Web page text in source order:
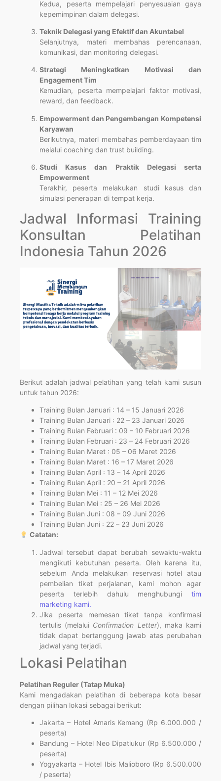
Kedua, peserta mempelajari penyesuaian gaya
kepemimpinan dalam delegasi.
Teknik Delegasi yang Efektif dan Akuntabel
Selanjutnya, materi membahas perencanaan,
komunikasi, dan monitoring delegasi.
Strategi Meningkatkan Motivasi dan
Engagement Tim
Kemudian, peserta mempelajari faktor motivasi,
reward, dan feedback.
Empowerment dan Pengembangan Kompetensi
Karyawan
Berikutnya, materi membahas pemberdayaan tim
melalui coaching dan trust building.
Studi Kasus dan Praktik Delegasi serta
Empowerment
Terakhir, peserta melakukan studi kasus dan
simulasi penerapan di tempat kerja.
Jadwal Informasi Training
Konsultan Pelatihan
Indonesia Tahun 2026
Berikut adalah jadwal pelatihan yang telah kami susun
untuk tahun 2026:
Training Bulan Januari : 14 – 15 Januari 2026
Training Bulan Januari : 22 – 23 Januari 2026
Training Bulan Februari : 09 – 10 Februari 2026
Training Bulan Februari : 23 – 24 Februari 2026
Training Bulan Maret : 05 – 06 Maret 2026
Training Bulan Maret : 16 – 17 Maret 2026
Training Bulan April : 13 – 14 April 2026
Training Bulan April : 20 – 21 April 2026
Training Bulan Mei : 11 – 12 Mei 2026
Training Bulan Mei : 25 – 26 Mei 2026
Training Bulan Juni : 08 – 09 Juni 2026
Training Bulan Juni : 22 – 23 Juni 2026
Catatan:
Jadwal tersebut dapat berubah sewaktu-waktu
mengikuti kebutuhan peserta. Oleh karena itu,
sebelum Anda melakukan reservasi hotel atau
pembelian tiket perjalanan, kami mohon agar
peserta terlebih dahulu menghubungi tim
marketing kami.
Jika peserta memesan tiket tanpa konfirmasi
tertulis (melalui Confirmation Letter), maka kami
tidak dapat bertanggung jawab atas perubahan
jadwal yang terjadi.
Lokasi Pelatihan
Pelatihan Reguler (Tatap Muka)
Kami mengadakan pelatihan di beberapa kota besar
dengan pilihan lokasi sebagai berikut:
Jakarta – Hotel Amaris Kemang (Rp 6.000.000 /
peserta)
Bandung – Hotel Neo Dipatiukur (Rp 6.500.000 /
peserta)
Yogyakarta – Hotel Ibis Malioboro (Rp 6.500.000
/ peserta)